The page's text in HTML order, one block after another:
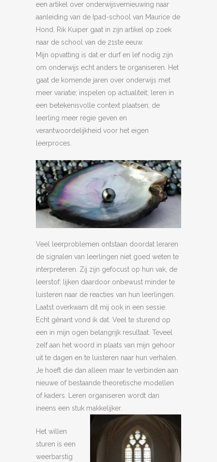
een artikel over onderwijsvernieuwing naar
aanleiding van de Ipad-school van Maurice de
Hond. Rik Kuiper gaat in zijn artikel op zoek
naar de school van de 21ste eeuw.
Mijn opvatting is dat er durf en lef nodig zijn
om onderwijs echt anders te organiseren. Het
gaat de komende jaren over onderwijs met
meer variatie; inspelen op actualiteit; leren in
een betekenisvolle context plaatsen; de
leerling meer regie geven en
verantwoordelijkheid voor het eigen
leerproces.
Veel leerproblemen ontstaan doordat leraren
de signalen van leerlingen niet goed weten te
interpreteren. Zij zijn gefocust op hun vak, de
leerstof; lijken daardoor onbewust minder te
luisteren naar de reacties van hun leerlingen.
Laatst overkwam dit mij ook in een sessie.
Echt gênant vond ik dat. Veel te sturend op
een in mijn ogen belangrijk resultaat. Teveel
zelf aan het woord in plaats van mijn gehoor
uit te dagen en te luisteren naar hun verhalen.
Je hoeft die dan alleen maar te verbinden aan
nieuwe of bestaande theoretische modellen
of kaders. Leren organiseren wordt dan
ineens een stuk makkelijker.
Het willen
sturen is een
weerbarstig